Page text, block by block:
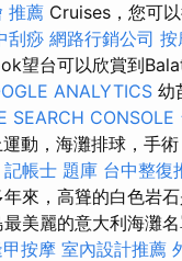
推薦 Cruises，您可
刮痧 網路行銷公司 按
望台可以欣賞到
ANALYTICS 幼
SEARCH CONSOLE
動，海灘排球，手
記帳士 題庫 台中整復
來，高聳的白色岩
美麗的意大利海灘
按摩 室內設計推薦